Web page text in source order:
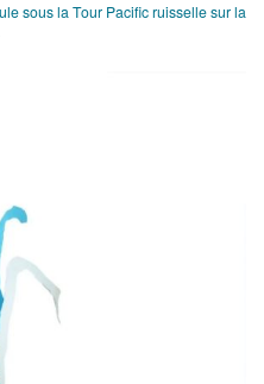
sous la Tour Pacific ruisselle sur la